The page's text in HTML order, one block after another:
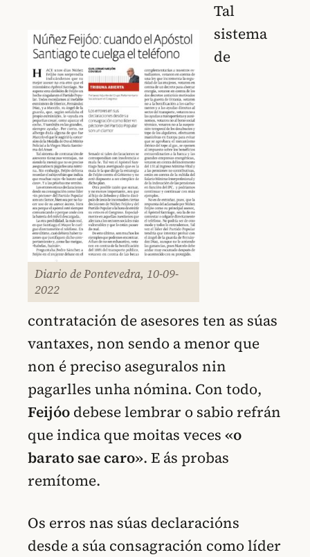
Diario de Pontevedra, 10-09-
2022
Tal
sistema
de
contratación de asesores ten as súas
vantaxes, non sendo a menor que
non é preciso aseguralos nin
pagarlles unha nómina. Con todo,
Feijóo debese lembrar o sabio refrán
que indica que moitas veces «o
barato sae caro». E ás probas
remítome.
Os erros nas súas declaracións
desde a súa consagración como líder